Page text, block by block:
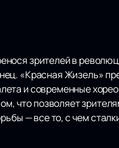
зрителей в
«Красная Жизель»
и современные
что позволяет
— все то, с чем